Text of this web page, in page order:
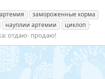
артемия
замороженные корма
науплии артемии циклоп
отдаю- продаю!